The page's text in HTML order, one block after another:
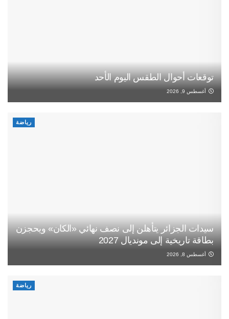
توقعات أحوال الطقس اليوم الأحد
أغسطس 9, 2026
رياضة
سيدات الجزائر يتأهلن إلى نصف نهائي «الكان» ويحجزن
بطاقة تاريخية إلى مونديال 2027
أغسطس 8, 2026
رياضة